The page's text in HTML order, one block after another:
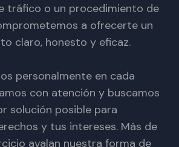
tráfico o un procedimiento de
a ofrecerte un
claro, honesto y eficaz.
personalmente en cada
con atención y buscamos
solución posible para
y tus intereses. Más de
avalan nuestra forma de